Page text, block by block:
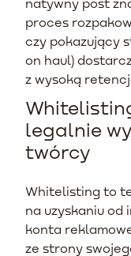
proces
czy pokazujący
on haul)
z wysoką
legalnie
twórcy
Whitelisting to
na uzyskaniu
konta
ze strony